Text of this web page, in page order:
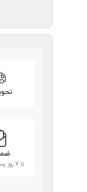
تا 7 روز پس از پرداخت